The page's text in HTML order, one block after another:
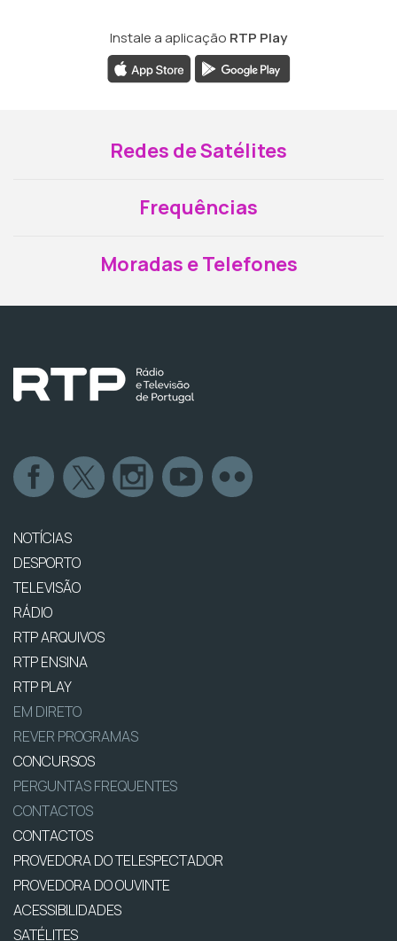
Instale a aplicação RTP Play
Redes de Satélites
Frequências
Moradas e Telefones
NOTÍCIAS
DESPORTO
TELEVISÃO
RÁDIO
RTP ARQUIVOS
RTP ENSINA
RTP PLAY
EM DIRETO
REVER PROGRAMAS
CONCURSOS
PERGUNTAS FREQUENTES
CONTACTOS
CONTACTOS
PROVEDORA DO TELESPECTADOR
PROVEDORA DO OUVINTE
ACESSIBILIDADES
SATÉLITES